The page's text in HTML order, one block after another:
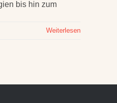
bis hin zum
Weiterlesen